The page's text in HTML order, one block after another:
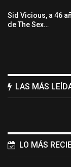
Sid Vicious, a 46
de The Sex…
LAS MÁS
LO MÁS